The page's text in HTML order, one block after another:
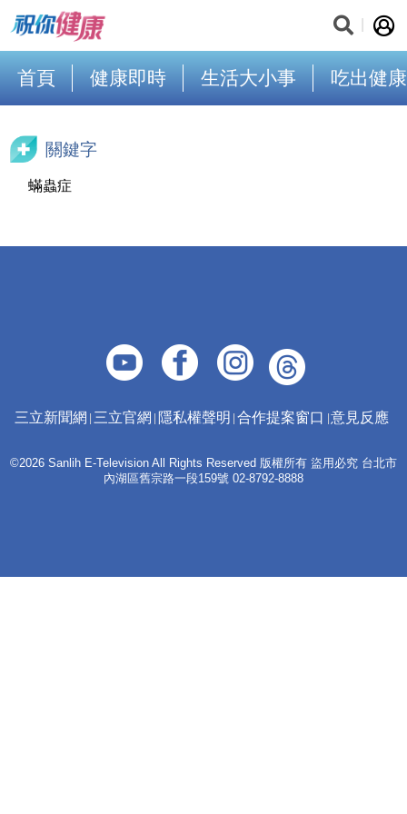
首頁 健康即時 生活大小事 吃出健康
關鍵字
蟎蟲症
三立新聞網 三立官網 隱私權聲明 合作提案窗口 意見反應
©2026 Sanlih E-Television All Rights Reserved 版權所有 盜用必究 台北市
內湖區舊宗路一段159號 02-8792-8888